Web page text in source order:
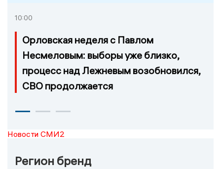
10:00
Орловская неделя с Павлом
Несмеловым: выборы уже близко,
процесс над Лежневым возобновился,
СВО продолжается
Новости СМИ2
Регион бренд